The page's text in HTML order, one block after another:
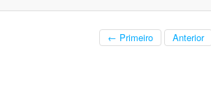
← Primeiro Anterior